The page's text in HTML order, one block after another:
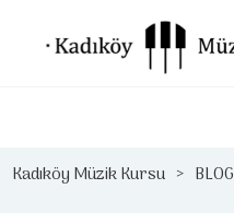
Kadıköy Müzik Kursu BLOG